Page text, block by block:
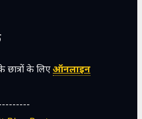
के लिएऑनलाइन